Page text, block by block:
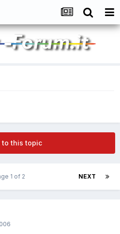
to this topic
NEXT
1 of 2